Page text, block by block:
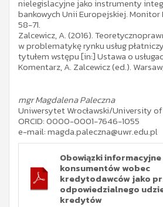
nielegislacyjne jako instrumenty
bankowych Unii Europejskiej. Monitor
58-71.
Zalcewicz, A. (2016).
w problematykę rynku usług
tytułem wstępu [in:] Ustawa o
Komentarz, A. Zalcewicz (ed.).
mgr Magdalena Paleczna
Uniwersytet Wrocławski/University of
ORCID: 0000-0001-7646-1055
e-mail: magda.paleczna@uwr.edu.pl
Obowiązki informacyjne
konsumentów wobec
kredytodawców jako
odpowiedzialnego
kredytów